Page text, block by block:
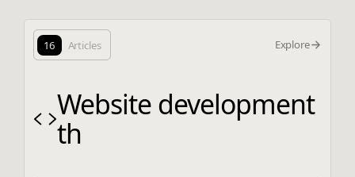
16 Articles Explore
Website development
th